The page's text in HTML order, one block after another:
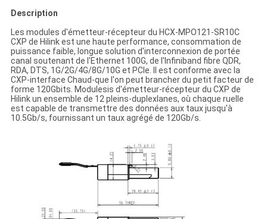
Description
Les modules d'émetteur-récepteur du HCX-MPO121-SR10C
CXP de Hilink est une haute performance, consommation de
puissance faible, longue solution d'interconnexion de portée
canal soutenant de l'Ethernet 100G, de l'Infiniband fibre QDR,
RDA, DTS, 1G/2G/4G/8G/10G et PCIe. Il est conforme avec la
CXP-interface Chaud-que l'on peut brancher du petit facteur de
forme 120Gbits. Modulesis d'émetteur-récepteur du CXP de
Hilink un ensemble de 12 pleins-duplexlanes, où chaque ruelle
est capable de transmettre des données aux taux jusqu'à
10.5Gb/s, fournissant un taux agrégé de 120Gb/s.